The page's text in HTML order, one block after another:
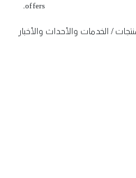
offers.
/ الخدمات والأحداث والأخبار